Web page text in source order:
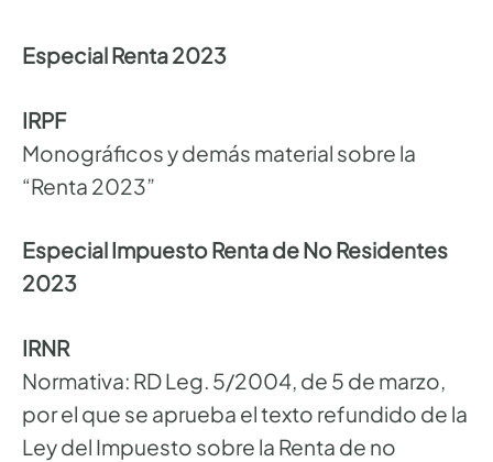
Especial Renta 2023
IRPF
Monográficos y demás material sobre la
“Renta 2023”
Especial Impuesto Renta de No Residentes
2023
IRNR
Normativa: RD Leg. 5/2004, de 5 de marzo,
por el que se aprueba el texto refundido de la
Ley del Impuesto sobre la Renta de no